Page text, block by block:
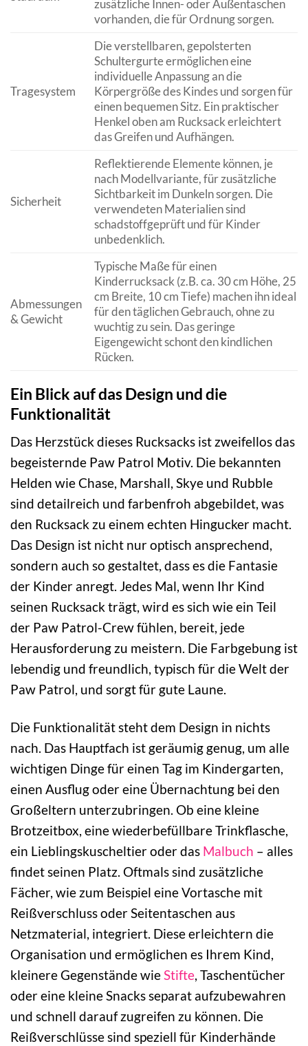
zusätzliche Innen- oder Außentaschen
vorhanden, die für Ordnung sorgen.
Tragesystem
Die verstellbaren, gepolsterten
Schultergurte ermöglichen eine
individuelle Anpassung an die
Körpergröße des Kindes und sorgen für
einen bequemen Sitz. Ein praktischer
Henkel oben am Rucksack erleichtert
das Greifen und Aufhängen.
Sicherheit
Reflektierende Elemente können, je
nach Modellvariante, für zusätzliche
Sichtbarkeit im Dunkeln sorgen. Die
verwendeten Materialien sind
schadstoffgeprüft und für Kinder
unbedenklich.
Abmessungen
& Gewicht
Typische Maße für einen
Kinderrucksack (z.B. ca. 30 cm Höhe, 25
cm Breite, 10 cm Tiefe) machen ihn ideal
für den täglichen Gebrauch, ohne zu
wuchtig zu sein. Das geringe
Eigengewicht schont den kindlichen
Rücken.
Ein Blick auf das Design und die
Funktionalität
Das Herzstück dieses Rucksacks ist zweifellos das
begeisternde Paw Patrol Motiv. Die bekannten
Helden wie Chase, Marshall, Skye und Rubble
sind detailreich und farbenfroh abgebildet, was
den Rucksack zu einem echten Hingucker macht.
Das Design ist nicht nur optisch ansprechend,
sondern auch so gestaltet, dass es die Fantasie
der Kinder anregt. Jedes Mal, wenn Ihr Kind
seinen Rucksack trägt, wird es sich wie ein Teil
der Paw Patrol-Crew fühlen, bereit, jede
Herausforderung zu meistern. Die Farbgebung ist
lebendig und freundlich, typisch für die Welt der
Paw Patrol, und sorgt für gute Laune.
Die Funktionalität steht dem Design in nichts
nach. Das Hauptfach ist geräumig genug, um alle
wichtigen Dinge für einen Tag im Kindergarten,
einen Ausflug oder eine Übernachtung bei den
Großeltern unterzubringen. Ob eine kleine
Brotzeitbox, eine wiederbefüllbare Trinkflasche,
ein Lieblingskuscheltier oder das Malbuch – alles
findet seinen Platz. Oftmals sind zusätzliche
Fächer, wie zum Beispiel eine Vortasche mit
Reißverschluss oder Seitentaschen aus
Netzmaterial, integriert. Diese erleichtern die
Organisation und ermöglichen es Ihrem Kind,
kleinere Gegenstände wieStifte, Taschentücher
oder eine kleine Snacks separat aufzubewahren
und schnell darauf zugreifen zu können. Die
Reißverschlüsse sind speziell für Kinderhände